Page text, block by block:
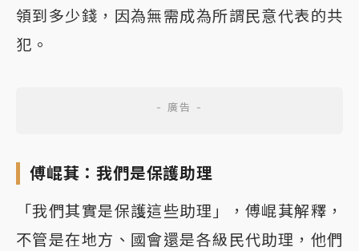
領到多少錢，因為無需成為所謂民意代表的共
犯。
傅崐萁：我們是保護助理
「我們其實是保護這些助理」，傅崐萁解釋，
不管是在地方、國會還是各級民代助理，他們